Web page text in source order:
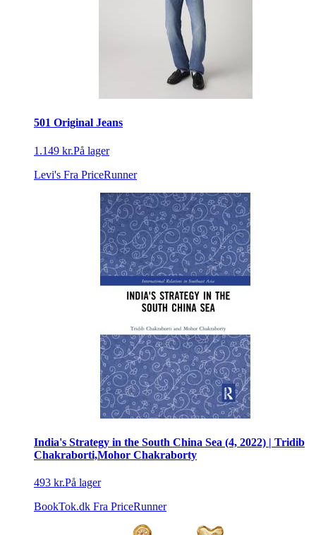
501 Original Jeans
1.149 kr.På lager
Levi's Fra PriceRunner
India's Strategy in the South China Sea (4, 2022) | Tridib
Chakraborti,Mohor Chakraborty
493 kr.På lager
BookTok.dk Fra PriceRunner